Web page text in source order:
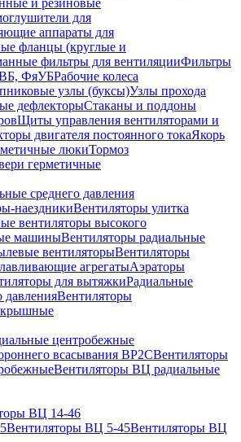
для
аппараты для
фланцы (круглые и
фильтры для вентиляцииФильтры
ФяУБРабочие колеса
узлы (буксы)Узлы прохода
дефлекторыСтаканы и поддоны
Щиты управления вентиляторами и
двигателя постоянного токаЯкорь
люкиТормоз
герметичные
среднего давления
наездникиВентиляторы улитка
вентиляторы высокого
машиныВентиляторы радиальные
вентиляторыВентиляторы
агрегатыАэраторы
для вытяжкиРадиальные
давленияВентиляторы
крышные
центробежные
всасывания ВР2СВентиляторы
Вентиляторы ВЦ радиальные
ВЦ 14-46
Вентиляторы ВЦ 5-45Вентиляторы ВЦ